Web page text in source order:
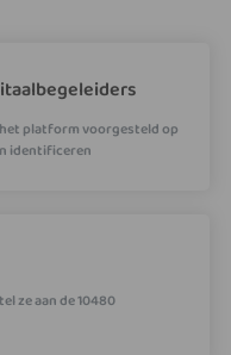
platform voorgesteld op
identificeren
ze aan de 10480